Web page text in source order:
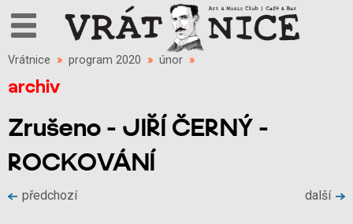
Vrátnice » program 2020 » únor »
archiv
Zrušeno - JIŘÍ ČERNÝ -
ROCKOVÁNÍ
předchozí další